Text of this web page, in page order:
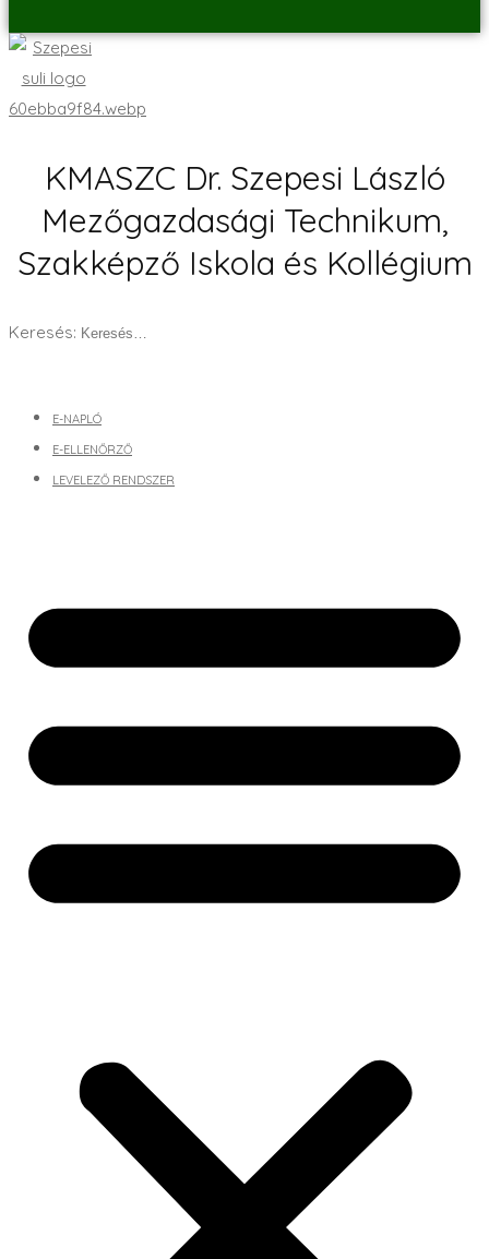
KMASZC Dr. Szepesi László
Mezőgazdasági Technikum,
Szakképző Iskola és Kollégium
Keresés:
E-NAPLÓ
E-ELLENŐRZŐ
LEVELEZŐ RENDSZER